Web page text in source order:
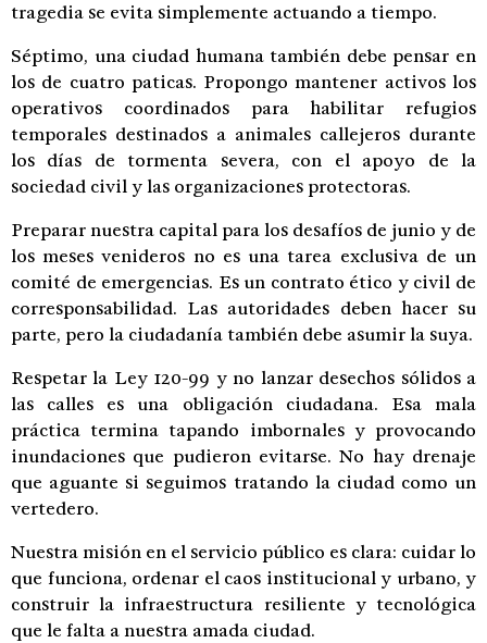
tragedia se evita simplemente actuando a tiempo.
Séptimo, una ciudad humana también debe pensar en
los de cuatro paticas. Propongo mantener activos los
operativos coordinados para habilitar refugios
temporales destinados a animales callejeros durante
los días de tormenta severa, con el apoyo de la
sociedad civil y las organizaciones protectoras.
Preparar nuestra capital para los desafíos de junio y de
los meses venideros no es una tarea exclusiva de un
comité de emergencias. Es un contrato ético y civil de
corresponsabilidad. Las autoridades deben hacer su
parte, pero la ciudadanía también debe asumir la suya.
Respetar la Ley 120-99 y no lanzar desechos sólidos a
las calles es una obligación ciudadana. Esa mala
práctica termina tapando imbornales y provocando
inundaciones que pudieron evitarse. No hay drenaje
que aguante si seguimos tratando la ciudad como un
vertedero.
Nuestra misión en el servicio público es clara: cuidar lo
que funciona, ordenar el caos institucional y urbano, y
construir la infraestructura resiliente y tecnológica
que le falta a nuestra amada ciudad.